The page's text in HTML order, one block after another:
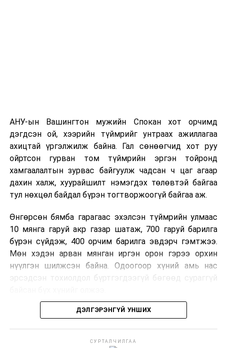
АНУ-ын Вашингтон мужийн Спокан хот орчимд
дэгдсэн ой, хээрийн түймрийг унтраах ажиллагаа
ахицтай үргэлжилж байна. Гал сөнөөгчид хот руу
ойртсон гурван том түймрийн эргэн тойронд
хамгаалалтын зурвас байгуулж чадсан ч цаг агаар
дахин халж, хуурайшилт нэмэгдэх төлөвтэй байгаа
тул нөхцөл байдал бүрэн тогтворжоогүй байгаа аж.
Өнгөрсөн бямба гарагаас эхэлсэн түймрийн улмаас
10 мянга гаруй акр газар шатаж, 700 гаруй барилга
бүрэн сүйдэж, 400 орчим барилга эвдэрч гэмтжээ.
Мөн хэдэн арван мянган иргэн орон гэрээ орхин
нүүлгэн шилжсэн байна. Одоогоор хүний амь нас
эрсэдсэн тохиолдол бүртгэгдээгүй бөгөөд сураггүй
Албаныхны мэдээлснээр түймрийн нэг голомтыг
ДЭЛГЭРЭНГҮЙ УНШИХ
СУРТАЛЧИЛГАА